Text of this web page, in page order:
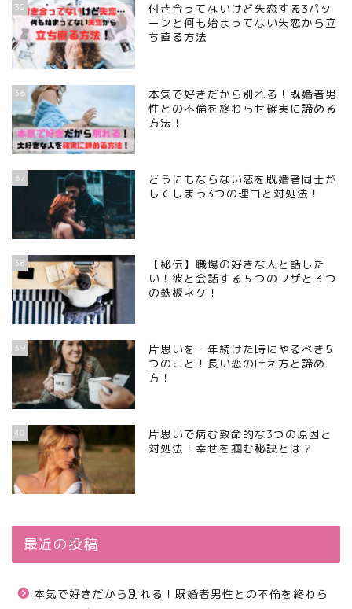
35
付き合ってないけど失恋する3パタ
ーンと何も始まってない失恋から立
ち直る方法
36
本気で好きだから別れる！既婚者男
性との不倫を終わらせ確実に諦める
方法！
37
どうにもならない恋を既婚者同士が
してしまう3つの理由と対処法！
38
【秘伝】職場の好きな人と話した
い！彼と会話する５つのワザと３つ
の鉄板ネタ！
39
片思いを一年続けた時にやるべき5
つのこと！長い恋の叶え方と諦め
方！
40
片思いで病む致命的な3つの原因と
対処法！幸せを掴む秘訣とは？
最近の投稿
本気で好きだから別れる！既婚者男性との不倫を終わら